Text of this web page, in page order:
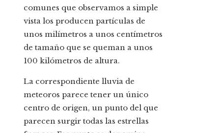
comunes que observamos a simple
vista los producen partículas de
unos milímetros a unos centímetros
de tamaño que se queman a unos
100 kilómetros de altura.
La correspondiente lluvia de
meteoros parece tener un único
centro de origen, un punto del que
parecen surgir todas las estrellas